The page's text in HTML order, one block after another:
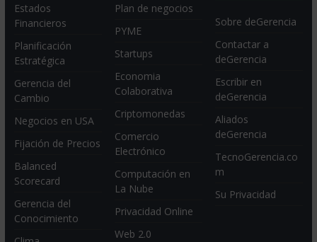
Estados
Financieros
Planificación
Estratégica
Gerencia del
Cambio
Negocios en USA
Fijación de Precios
Balanced
Scorecard
Gerencia del
Conocimiento
Plan de negocios
PYME
Startups
Economia
Colaborativa
Criptomonedas
Comercio
Electrónico
Computación en
La Nube
Privacidad Online
Web 2.0
Sobre deGerencia
Contactar a
deGerencia
Escribir en
deGerencia
Aliados
deGerencia
TecnoGerencia.co
m
Su Privacidad